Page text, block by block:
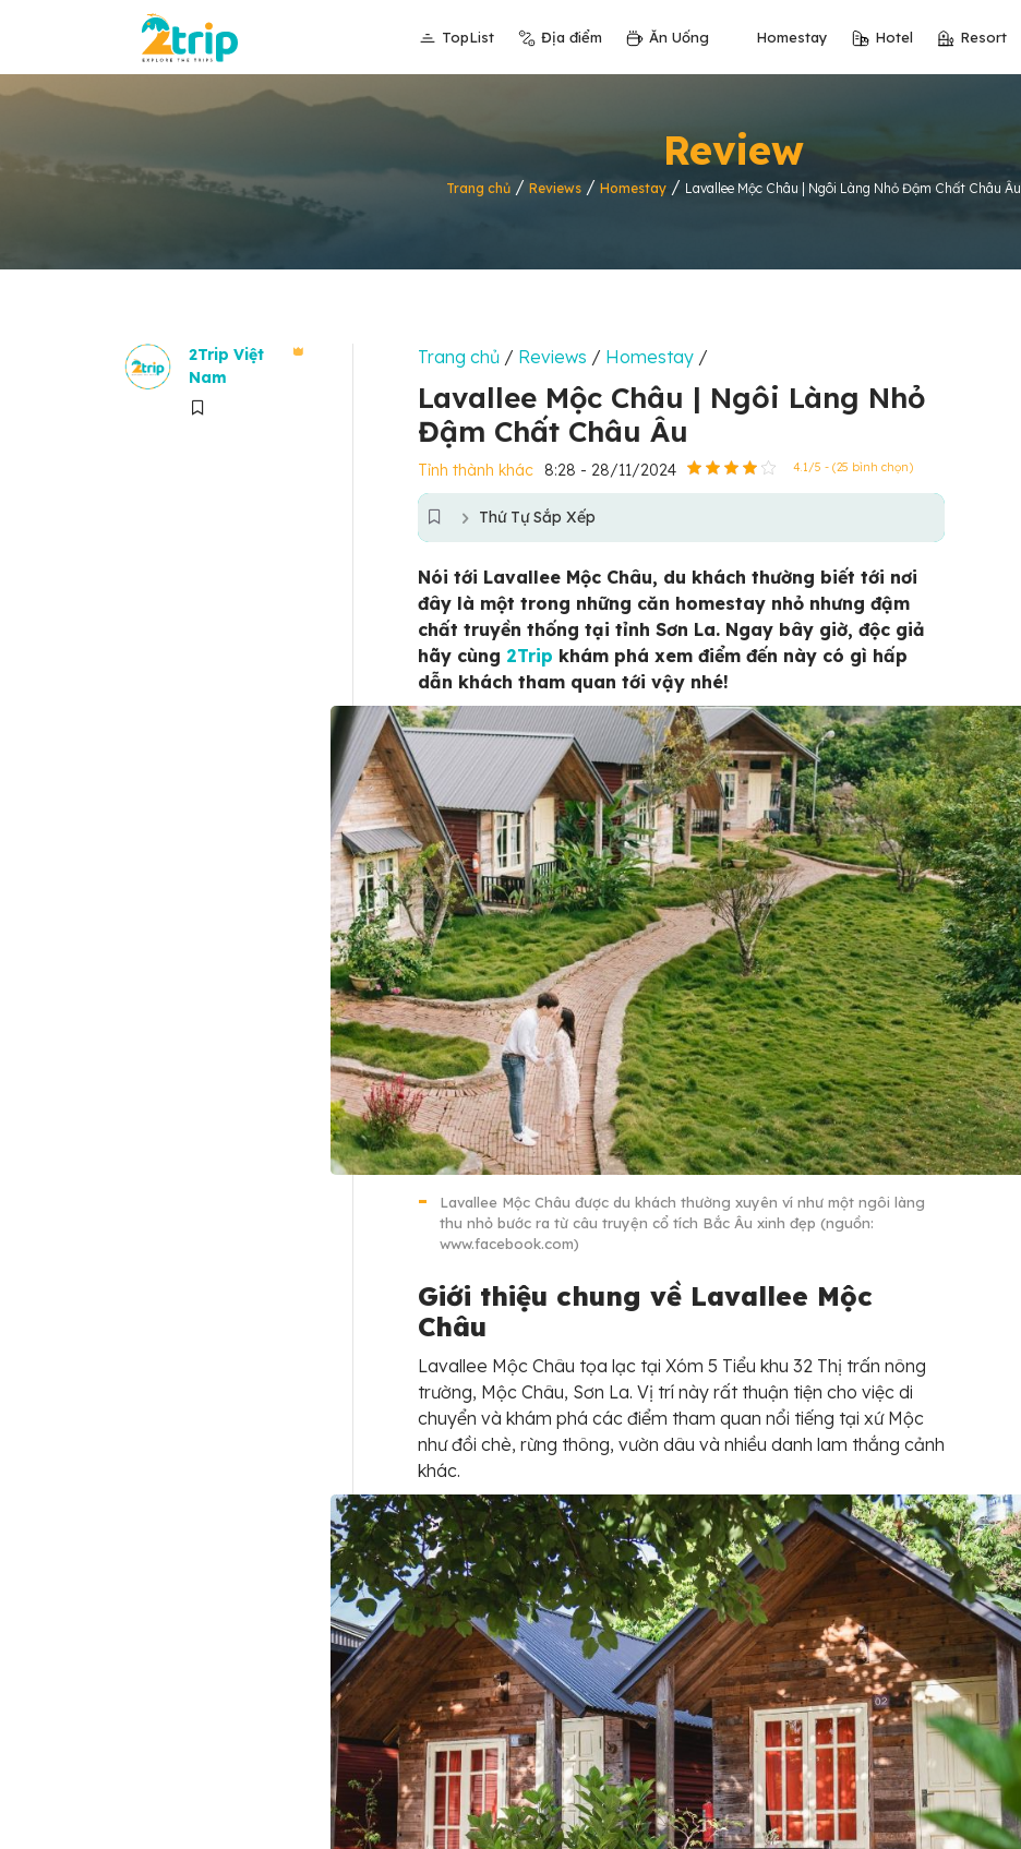
TopList Địa điểm Ăn Uống Homestay Hotel Resort
Review
Trang chủ/ Reviews/ Homestay/ Lavallee Mộc Châu | Ngôi Làng Nhỏ Đậm Chất Châu Âu
2Trip Việt
Nam
Trang chủ / Reviews / Homestay /
Lavallee Mộc Châu | Ngôi Làng Nhỏ
Đậm Chất Châu Âu
Tỉnh thành khác 8:28 - 28/11/2024 4.1/5 - (25 bình chọn)
Thứ Tự Sắp Xếp
Nói tới Lavallee Mộc Châu, du khách thường biết tới nơi
đây là một trong những căn homestay nhỏ nhưng đậm
chất truyền thống tại tỉnh Sơn La. Ngay bây giờ, độc giả
hãy cùng 2Trip khám phá xem điểm đến này có gì hấp
dẫn khách tham quan tới vậy nhé!
Lavallee Mộc Châu được du khách thường xuyên ví như một ngôi làng
thu nhỏ bước ra từ câu truyện cổ tích Bắc Âu xinh đẹp (nguồn:
www.facebook.com)
Giới thiệu chung về Lavallee Mộc
Châu
Lavallee Mộc Châu tọa lạc tại Xóm 5 Tiểu khu 32 Thị trấn nông
trường, Mộc Châu, Sơn La. Vị trí này rất thuận tiện cho việc di
chuyển và khám phá các điểm tham quan nổi tiếng tại xứ Mộc
như đồi chè, rừng thông, vườn dâu và nhiều danh lam thắng cảnh
khác.